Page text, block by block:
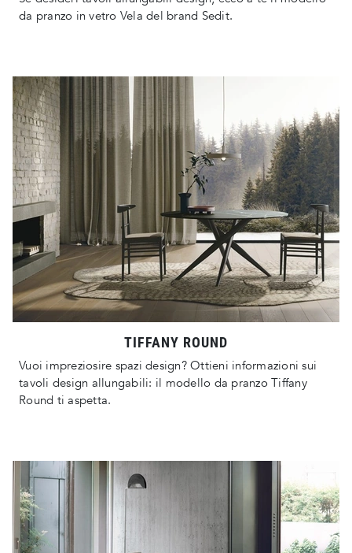
da pranzo in vetro Vela del brand Sedit.
TIFFANY ROUND
Vuoi impreziosire spazi design? Ottieni informazioni sui
tavoli design allungabili: il modello da pranzo Tiffany
Round ti aspetta.